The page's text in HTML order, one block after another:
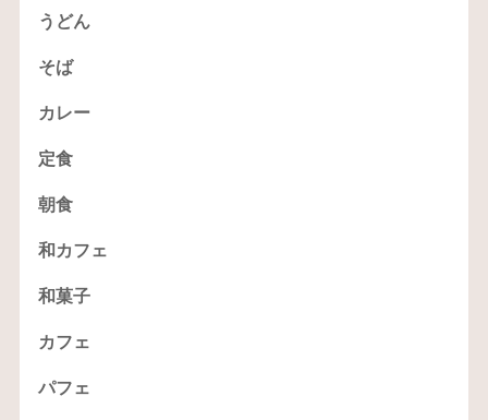
うどん
そば
カレー
定食
朝食
和カフェ
和菓子
カフェ
パフェ